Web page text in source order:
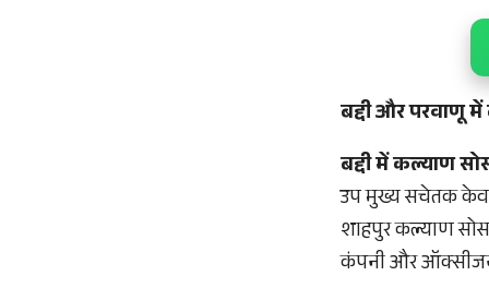
बद्दी और परवाणू
बद्दी में कल्याण
उप मुख्य सचेतक केवल
शाहपुर कल्याण
कंपनी और ऑक्सीजन